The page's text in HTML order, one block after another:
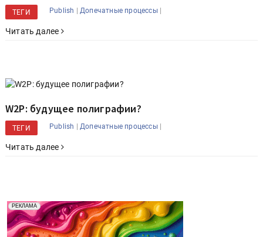
ТЕГИ Publish | Допечатные процессы|
Читать далее
W2P: будущее полиграфии?
ТЕГИ Publish | Допечатные процессы|
Читать далее
РЕКЛАМА
Реклама. Рекламодатель ООО "Передовые Системы
Печати" erid: 2SDnjd2d4Qz